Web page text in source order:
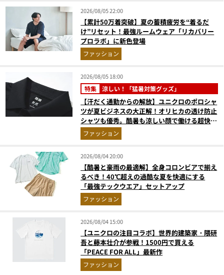
2026/08/05 22:00
【累計50万着突破】夏の蓄積疲労を“着るだ
け”リセット！最強ルームウェア「リカバリー
プロラボ」に新色登場
ファッション
2026/08/05 18:00
特集 涼しい！「猛暑対策グッズ」
【汗だく通勤からの解放】ユニクロのポロシャ
ツが夏ビジネスの大正解！オリヒカの透け防止
シャツも優秀。酷暑も涼しい顔で働ける超快適
ウエアの実力
ファッション
2026/08/04 20:00
【酷暑と豪雨の最適解】全身コロンビアで揃え
るべき！40℃超えの過酷な夏を快適にする
「最強テックウエア」セットアップ
ファッション
2026/08/04 15:00
【ユニクロの注目コラボ】世界的建築家・隈研
吾と藤本壮介が参戦！1500円で買える
「PEACE FOR ALL」最新作
ファッション